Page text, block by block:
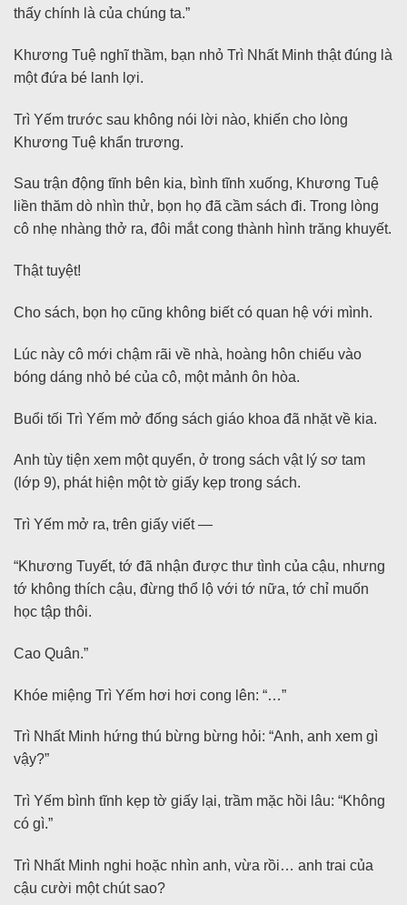
thấy chính là của chúng ta.”
Khương Tuệ nghĩ thầm, bạn nhỏ Trì Nhất Minh thật đúng là
một đứa bé lanh lợi.
Trì Yếm trước sau không nói lời nào, khiến cho lòng
Khương Tuệ khẩn trương.
Sau trận động tĩnh bên kia, bình tĩnh xuống, Khương Tuệ
liền thăm dò nhìn thử, bọn họ đã cầm sách đi. Trong lòng
cô nhẹ nhàng thở ra, đôi mắt cong thành hình trăng khuyết.
Thật tuyệt!
Cho sách, bọn họ cũng không biết có quan hệ với mình.
Lúc này cô mới chậm rãi về nhà, hoàng hôn chiếu vào
bóng dáng nhỏ bé của cô, một mảnh ôn hòa.
Buổi tối Trì Yếm mở đống sách giáo khoa đã nhặt về kia.
Anh tùy tiện xem một quyển, ở trong sách vật lý sơ tam
(lớp 9), phát hiện một tờ giấy kẹp trong sách.
Trì Yếm mở ra, trên giấy viết —
“Khương Tuyết, tớ đã nhận được thư tình của cậu, nhưng
tớ không thích cậu, đừng thổ lộ với tớ nữa, tớ chỉ muốn
học tập thôi.
Cao Quân.”
Khóe miệng Trì Yếm hơi hơi cong lên: “…”
Trì Nhất Minh hứng thú bừng bừng hỏi: “Anh, anh xem gì
vậy?”
Trì Yếm bình tĩnh kẹp tờ giấy lại, trầm mặc hồi lâu: “Không
có gì.”
Trì Nhất Minh nghi hoặc nhìn anh, vừa rồi… anh trai của
cậu cười một chút sao?